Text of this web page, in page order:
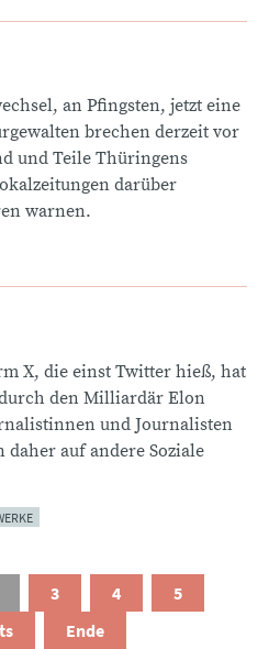
an Pfingsten, jetzt eine
brechen derzeit vor
und Teile Thüringens
darüber
warnen.
X, die einst Twitter hieß, hat
den Milliardär Elon
und Journalisten
auf andere Soziale
3 4
5
Ende